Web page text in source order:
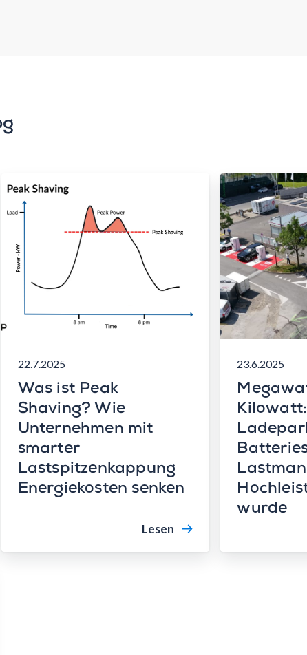
22.7.2025
Was ist Peak
Shaving? Wie
Unternehmen mit
smarter
Lastspitzenkappung
Energiekosten senken
Lesen
23.6.2025
wurde